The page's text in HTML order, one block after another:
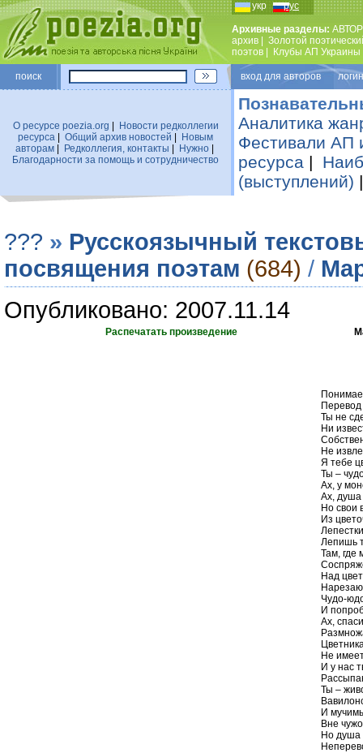
укр рус
Архивные разделы:
архив
Золотой
поэтов
Клубы АП Украины
поиск вход для авторов
О ресурсе poezia.org
Новости редколлегии
ресурса
Общий архив новостей
Новым
авторам| Редколлегия, контакты Нужно|
Благодарности за помощь и сотрудничество
Аналитика
Фестивали АП
ресурса |
(выступлений)
??? » Русскоязычный
посвящения поэтам (684) /
Опубликовано: 2007.11.14
Распечатать произведение
Ты не
Ни
Не
Я тебе
Ты –
Ах, у
Ах, душа
Но свои
Из
Лепишь
Там, где
Над
Чудо-
И
Ах,
Не
И у нас
Ты –
И
Вне
Но душа